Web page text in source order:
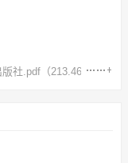
社.pdf （213.46KB）